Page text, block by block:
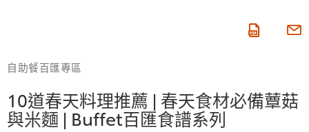
自助餐百匯專區
10道春天料理推薦 | 春天食材必備蕈菇
與米麵 | Buffet百匯食譜系列